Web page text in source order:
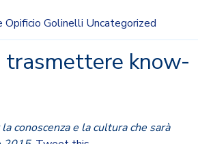
Opificio Golinelli Uncategorized
trasmettere know-
conoscenza e la cultura che sarà